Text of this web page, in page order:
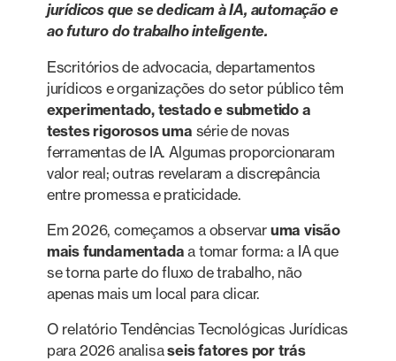
jurídicos que se dedicam à IA, automação e
ao futuro do trabalho inteligente.
Escritórios de advocacia, departamentos
jurídicos e organizações do setor público têm
experimentado, testado e submetido a
testes rigorosos uma série de novas
ferramentas de IA. Algumas proporcionaram
valor real; outras revelaram a discrepância
entre promessa e praticidade.
Em 2026, começamos a observar uma visão
mais fundamentada a tomar forma: a IA que
se torna parte do fluxo de trabalho, não
apenas mais um local para clicar.
O relatório Tendências Tecnológicas Jurídicas
para 2026 analisaseis fatores por trás